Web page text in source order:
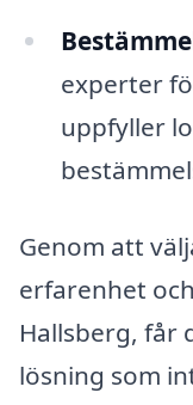
experter
uppfyller
Genom att
erfarenhet
Hallsberg, får
lösning som